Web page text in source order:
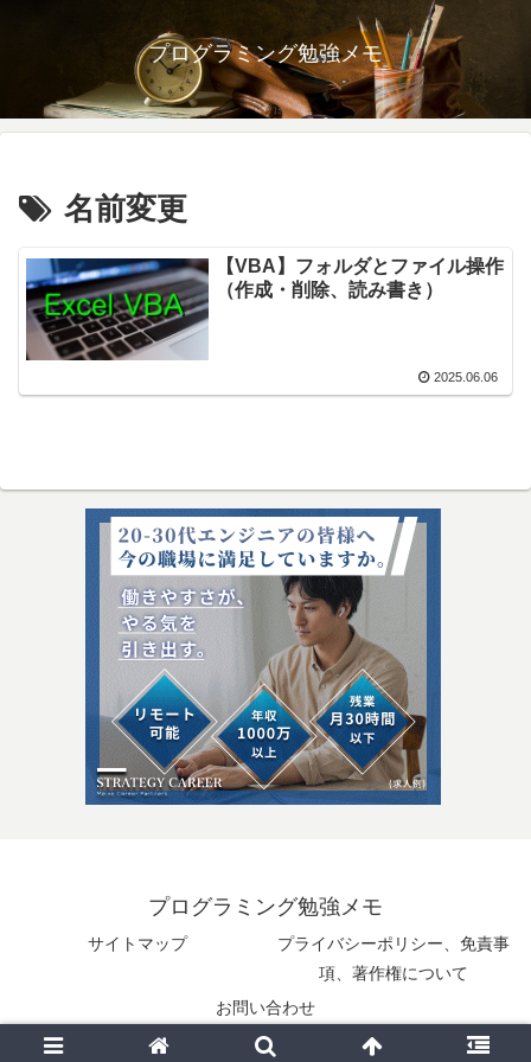
プログラミング勉強メモ
名前変更
【VBA】フォルダとファイル操作
（作成・削除、読み書き）
2025.06.06
プログラミング勉強メモ
サイトマップ
プライバシーポリシー、免責事
項、著作権について
お問い合わせ
© 2025 プログラミング勉強メモ.